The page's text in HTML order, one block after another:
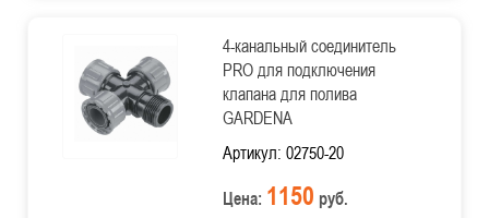
4-канальный соединитель
PRO для подключения
клапана для полива
GARDENA
Артикул: 02750-20
Цена: 1150 руб.